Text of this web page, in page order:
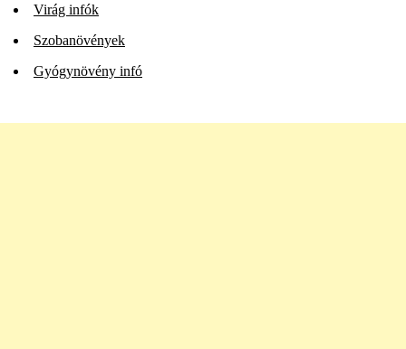
Virág infók
Szobanövények
Gyógynövény infó